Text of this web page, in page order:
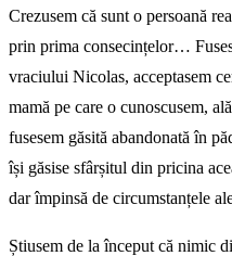
Crezusem că sunt o persoană
prin prima consecințelor…
vraciului Nicolas, acceptasem
mamă pe care o cunoscusem,
fusesem găsită abandonată în
își găsise sfârșitul din pricina
dar împinsă de circumstanțele
Știusem de la început că nimic